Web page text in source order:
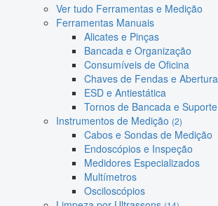
Ver tudo Ferramentas e Medição
Ferramentas Manuais
Alicates e Pinças
Bancada e Organização
Consumíveis de Oficina
Chaves de Fendas e Abertura
ESD e Antiestática
Tornos de Bancada e Suporte
Instrumentos de Medição (2)
Cabos e Sondas de Medição
Endoscópios e Inspeção
Medidores Especializados
Multímetros
Osciloscópios